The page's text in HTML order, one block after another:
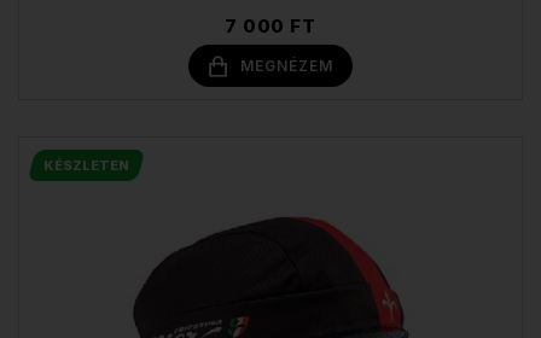
7 000 FT
MEGNÉZEM
KÉSZLETEN